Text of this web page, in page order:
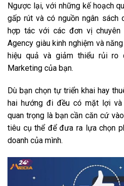
Ngược lại, với những kế hoạch
gấp rút và có nguồn ngân sách
hợp tác với các đơn vị chuyên
Agency giàu kinh nghiệm và
hiệu quả và giảm thiểu rủi ro
Marketing của bạn.
Dù bạn chọn tự triển khai hay
hai hướng đi đều có mặt lợi
quan trọng là bạn cần căn cứ
tiêu cụ thể để đưa ra lựa chọn
doanh của mình.